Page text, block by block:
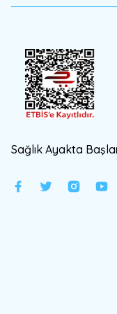
Sağlık Ayakta